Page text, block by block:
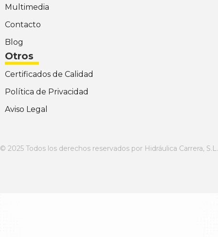
Multimedia
Contacto
Blog
Otros
Certificados de Calidad
Política de Privacidad
Aviso Legal
© 2025 Todos los derechos reservados por Hidráulica Carrera, S.L.